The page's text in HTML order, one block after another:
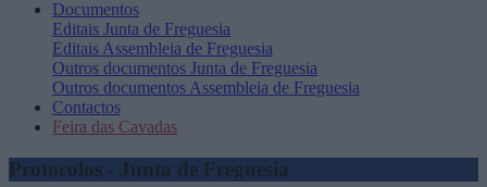
Documentos
Editais Junta de Freguesia
Editais Assembleia de Freguesia
Outros documentos Junta de Freguesia
Outros documentos Assembleia de Freguesia
Contactos
Feira das Cavadas
Protocolos - Junta de Freguesia